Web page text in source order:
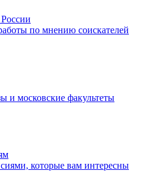
по мнению соискателей
и московские факультеты
которые вам интересны